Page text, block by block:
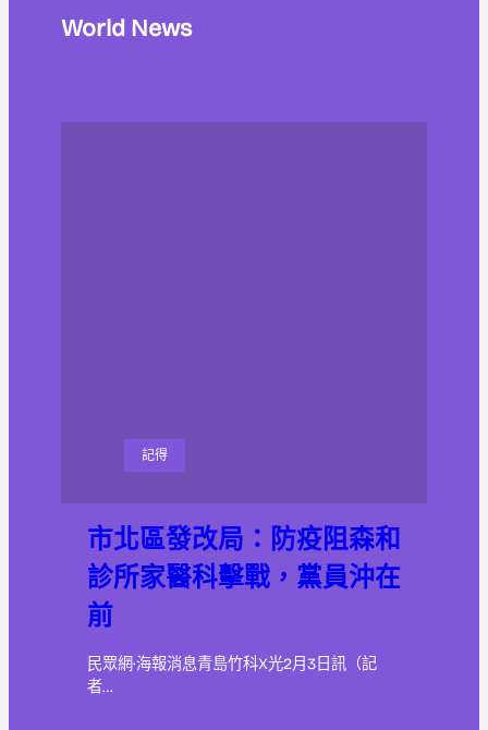
World News
記得
市北區發改局：防疫阻森和
診所家醫科擊戰，黨員沖在
前
民眾網·海報消息青島竹科X光2月3日訊（記
者…